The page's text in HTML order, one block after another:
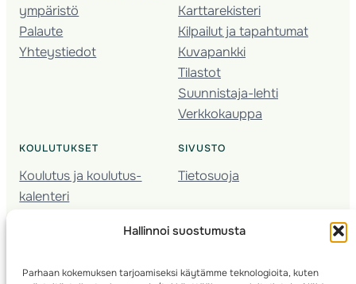
Hallinnoi suostumusta
Parhaan kokemuksen tarjoamiseksi käytämme teknologioita, kuten
ympäristö
Palaute
Yhteystiedot
Karttarekisteri
Kilpailut ja tapahtumat
Kuvapankki
Tilastot
Suunnistaja-lehti
Verkkokauppa
KOULUTUKSET
Koulutus ja koulutus­
kalenteri
Seura­kehittäminen
Kartoitus
SIVUSTO
Tietosuoja